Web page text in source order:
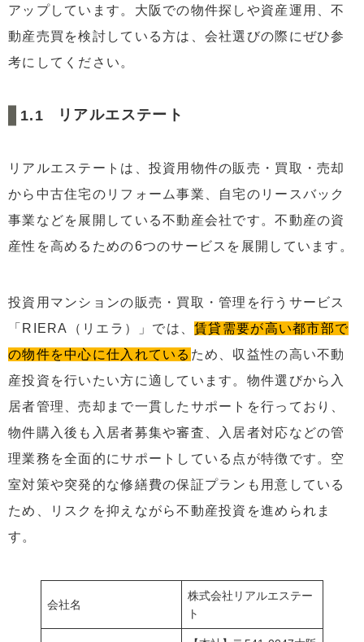
ぶ
2.6宅地建物取引業の免許の更新回数をチェックする
2.7営業時間が長くて時間に融通が利く会社を選ぶ
2.8担当者の専門性や対応の丁寧さを確認する
2.9大阪での取引実績が豊富な会社に相談する（投資
3大阪で評判が良くない不動産会社によくある特徴
3.2営業・勧誘がしつこく契約を急かしてくる
3.3何らかのトラブルで過去に行政処分を受けている
3.4契約内容や費用の説明が不鮮明で分かりにくい
4大手不動産会社か地域密着型の不動産会社ならどちらが
良い？
会社
地域性や柔軟な対応を重視するなら地域密着型の
アップしています。大阪での物件探しや資産運用、不
動産売買を検討している方は、会社選びの際にぜひ参
考にしてください。
リアルエステート
リアルエステートは、投資用物件の販売・買取・売却
から中古住宅のリフォーム事業、自宅のリースバック
事業などを展開している不動産会社です。不動産の資
産性を高めるための6つのサービスを展開しています。
投資用マンションの販売・買取・管理を行うサービス
「RIERA（リエラ）」では、賃貸需要が高い都市部で
の物件を中心に仕入れている ため、収益性の高い不動
産投資を行いたい方に適しています。物件選びから入
居者管理、売却まで一貫したサポートを行っており、
物件購入後も入居者募集や審査、入居者対応などの管
理業務を全面的にサポートしている点が特徴です。空
室対策や突発的な修繕費の保証プランも用意している
ため、リスクを抑えながら不動産投資を進められま
す。
会社名
株式会社リアルエステー
ト